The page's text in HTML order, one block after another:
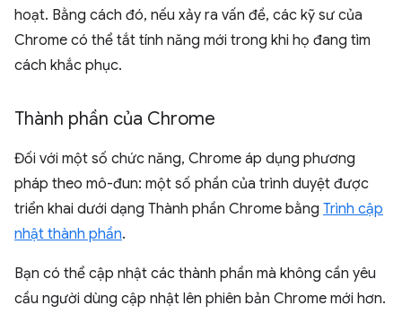
hoạt. Bằng cách đó, nếu xảy ra vấn đề, các kỹ sư của
Chrome có thể tắt tính năng mới trong khi họ đang tìm
cách khắc phục.
Thành phần của Chrome
Đối với một số chức năng, Chrome áp dụng phương
pháp theo mô-đun: một số phần của trình duyệt được
triển khai dưới dạng Thành phần Chrome bằng Trình cập
nhật thành phần.
Bạn có thể cập nhật các thành phần mà không cần yêu
cầu người dùng cập nhật lên phiên bản Chrome mới hơn.